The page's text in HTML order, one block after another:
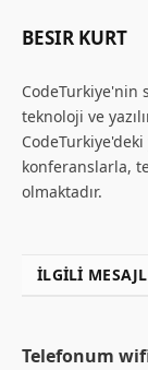
BESIR KURT
CodeTurkiye'nin
teknoloji ve
CodeTurkiye'deki
konferanslarla,
olmaktadır.
İLGILI
Telefonum